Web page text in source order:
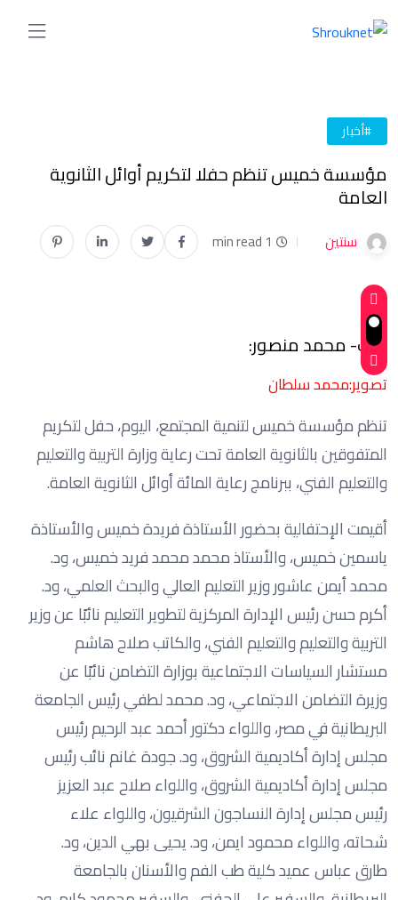
#أخبار
مؤسسة خميس تنظم حفلا لتكريم أوائل الثانوية
العامة
سنتين 1 min read
كتب- محمد منصور:
تصوير:محمد سلطان
تنظم مؤسسة خميس لتنمية المجتمع، اليوم، حفل لتكريم
المتفوقين بالثانوية العامة تحت رعاية وزارة التربية والتعليم
والتعليم الفني، ببرنامج رعاية المائة أوائل الثانوية العامة.
أقيمت الإحتفالية بحضور الأستاذة فريدة خميس والأستاذة
ياسمين خميس، والأستاذ محمد محمد فريد خميس، ود.
محمد أيمن عاشور وزير التعليم العالي والبحث العلمي، ود.
أكرم حسن رئيس الإدارة المركزية لتطوير التعليم نائبًا عن وزير
التربية والتعليم والتعليم الفني، والكاتب صلاح هاشم
مستشار السياسات الاجتماعية بوزارة التضامن نائبًا عن
وزيرة التضامن الاجتماعي، ود. محمد لطفي رئيس الجامعة
البريطانية في مصر، واللواء دكتور أحمد عبد الرحيم رئيس
مجلس إدارة أكاديمية الشروق، ود. جودة غانم نائب رئيس
مجلس إدارة أكاديمية الشروق، واللواء صلاح عبد العزيز
رئيس مجلس إدارة النساجون الشرقيون، واللواء علاء
شحاته، واللواء محمود ايمن، ود. يحيى بهي الدين، ود.
طارق عباس عميد كلية طب الفم والأسنان بالجامعة